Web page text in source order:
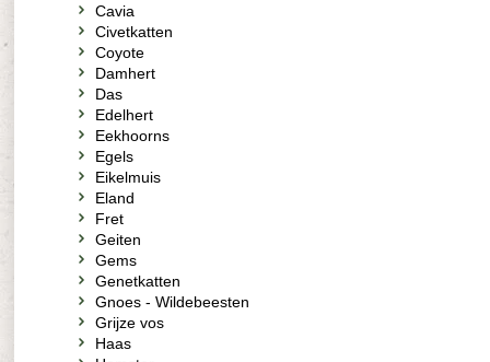
Cavia
Civetkatten
Coyote
Damhert
Das
Edelhert
Eekhoorns
Egels
Eikelmuis
Eland
Fret
Geiten
Gems
Genetkatten
Gnoes - Wildebeesten
Grijze vos
Haas